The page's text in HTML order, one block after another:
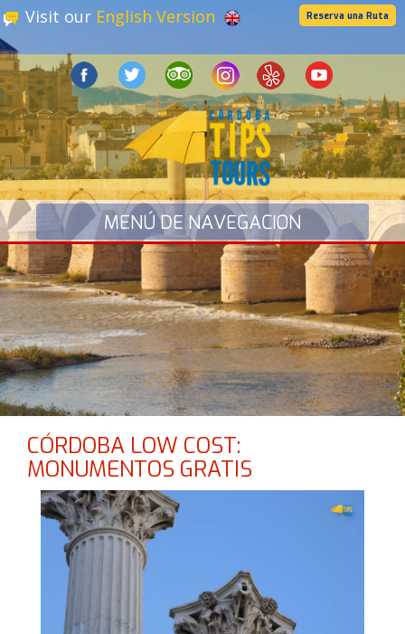
Visit our English Version Reserva una Ruta
CÓRDOBA LOW COST:
MONUMENTOS GRATIS